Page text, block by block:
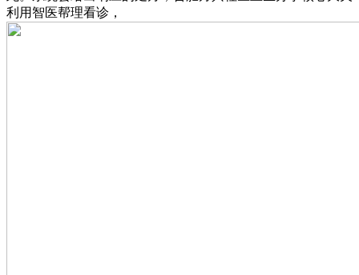
利用智医帮理看诊，